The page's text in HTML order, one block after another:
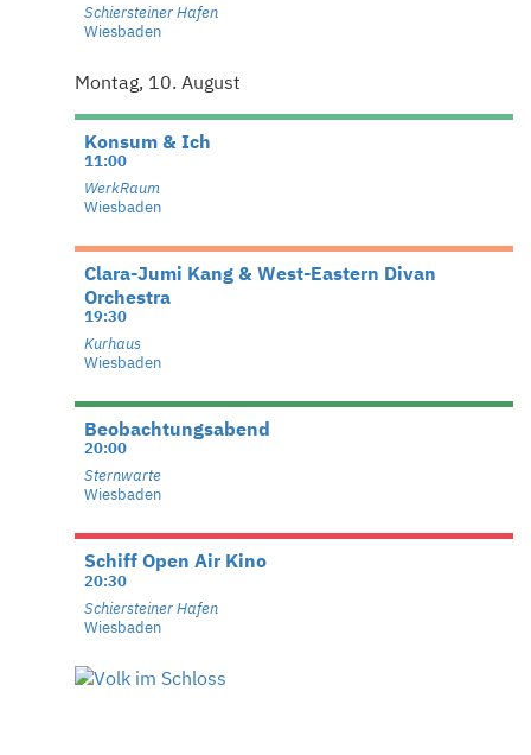
Schiersteiner Hafen
Wiesbaden
Montag, 10. August
Konsum & Ich
11:00
WerkRaum
Wiesbaden
Clara-Jumi Kang & West-Eastern Divan
Orchestra
19:30
Kurhaus
Wiesbaden
Beobachtungsabend
20:00
Sternwarte
Wiesbaden
Schiff Open Air Kino
20:30
Schiersteiner Hafen
Wiesbaden